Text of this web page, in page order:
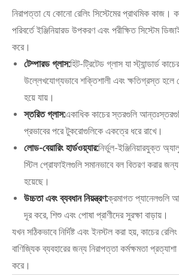
নিরাপত্তা যে কোনো রেলিং সিস্টেমের প্রাথমিক কাজ।
পরিবর্তে ইঞ্জিনিয়ারড উপকরণ এবং পরীক্ষিত সিস্টেম
করে।
টেম্পারড গ্লাস:হিট-ট্রিটেড গ্লাস যা স্ট্যান্ডার্ড
উল্লেখযোগ্যভাবে শক্তিশালী এবং ক্ষতিগ্রস্ত
হয়ে যায়।
স্তরিত গ্লাস:একাধিক কাচের স্তরগুলি
প্রভাবের পরে টুকরোগুলিকে একত্রে ধরে রাখে।
লোড-বেয়ারিং হার্ডওয়্যার:নির্ভুল-ইঞ্জিনিয়ারযুক্ত
স্টিল প্রোফাইলগুলি সমানভাবে বল বিতরণ করার
হয়েছে।
উচ্চতা এবং ব্যবধান নিয়ন্ত্রণ:ক্রমাগত প্যানেলগুলি
দূর করে, শিশু এবং পোষা প্রাণীদের সুরক্ষা বাড়ায়।
যখন সঠিকভাবে নির্দিষ্ট এবং ইনস্টল করা হয়, কাচের
বাণিজ্যিক ব্যবহারের জন্য নিরাপত্তা কর্মক্ষমতা
করে।